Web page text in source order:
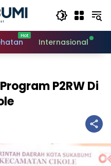
Internasional
P2RW Di